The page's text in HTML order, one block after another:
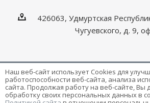
426063, Удмуртская
Чугуевского, д. 9,
Разработка и поддержка
Наш веб-сайт использует Cookies для
работоспособности веб-сайта, анализа
сайта. Продолжая работу на веб-сайте, Вы
обработку своих персональных данных в